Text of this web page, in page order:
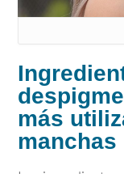
más
manchas